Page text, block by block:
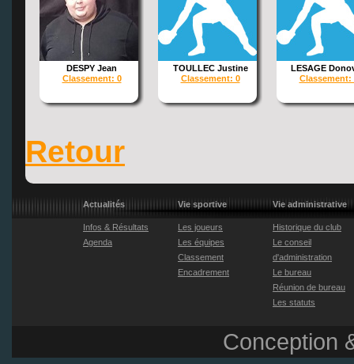
DESPY Jean
Classement: 0
TOULLEC Justine
Classement: 0
LESAGE
Classement:
Retour
Actualités
Infos & Résultats
Agenda
Vie sportive
Les joueurs
Les équipes
Classement
Encadrement
Vie administrative
Historique du club
Le conseil
d'administration
Le bureau
Réunion de bureau
Les statuts
Conception